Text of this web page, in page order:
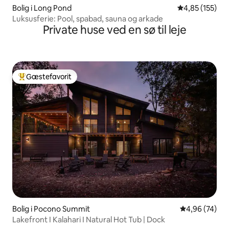
Bolig i Long Pond 4,85 ud af 5 i
4,85 (155)
Luksusferie: Pool, spabad, sauna og arkade
Private huse ved en sø til leje
Bedste gæstefavorit
Gæstefavorit
Bolig i Pocono Summit 4,96 ud af 5 i
4,96 (74)
Lakefront I Kalahari I Natural Hot Tub | Dock